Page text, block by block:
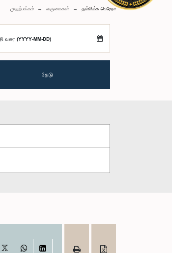
முதற்பக்கம் வருகைகள் தம்மிக்க பெரேரா
வரை (YYYY-MM-DD)
தேடு
WhatsAppLinkedIn